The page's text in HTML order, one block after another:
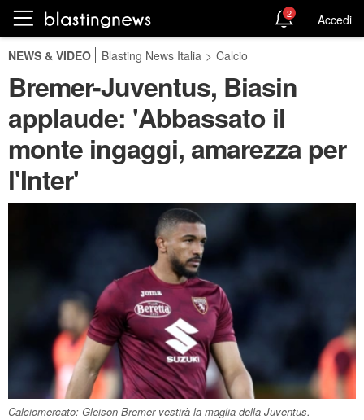
2 Accedi
NEWS & VIDEO Blasting News Italia > Calcio
Bremer-Juventus, Biasin
applaude: 'Abbassato il
monte ingaggi, amarezza per
l'Inter'
Calciomercato: Gleison Bremer vestirà la maglia della Juventus.